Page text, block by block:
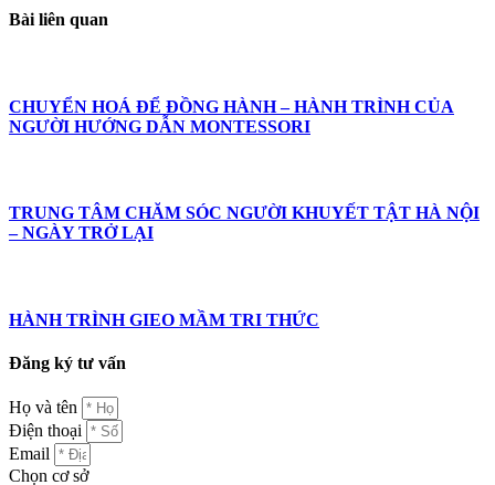
Bài liên quan
CHUYỂN HOÁ ĐỂ ĐỒNG HÀNH – HÀNH TRÌNH CỦA
NGƯỜI HƯỚNG DẪN MONTESSORI
TRUNG TÂM CHĂM SÓC NGƯỜI KHUYẾT TẬT HÀ NỘI
– NGÀY TRỞ LẠI
HÀNH TRÌNH GIEO MẦM TRI THỨC
Đăng ký tư vấn
Họ và tên
Điện thoại
Email
Chọn cơ sở